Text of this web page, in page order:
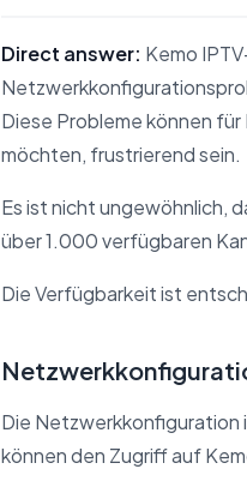
Direct answer: Kemo
Diese Probleme können
möchten, frustrierend sein.
Es ist nicht ungewöhnlich,
über 1.000 verfügbaren
Die Verfügbarkeit ist
Die Netzwerkkonfiguration
können den Zugriff auf